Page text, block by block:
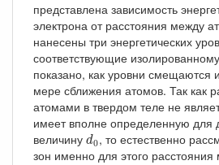
представлена зависимость
электрона от расстояния между
нанесены три энергетических
соответствующие
показано, как уровни смещаются
мере сближения атомов. Так как
атомами в твердом теле не
имеет вполне определенную для
величину d0
d0, то естественно
зон именно для этого